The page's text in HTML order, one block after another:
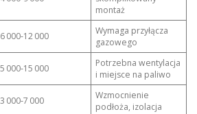
montaż
6 000‑12 000
Wymaga przyłącza
gazowego
5 000‑15 000
Potrzebna wentylacja
i miejsce na paliwo
3 000‑7 000
Wzmocnienie
podłoża, izolacja